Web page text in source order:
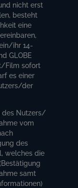
nicht erst
besteht
eine
ihr 14-
GLOBE
Film sofort
es einer
der
des Nutzers/
vom
des
welches die
samt